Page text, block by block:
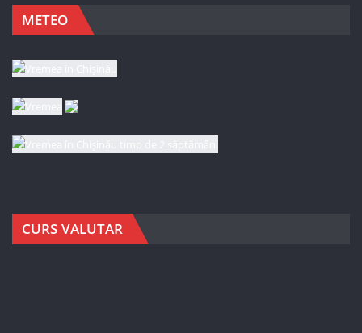
METEO
CURS VALUTAR